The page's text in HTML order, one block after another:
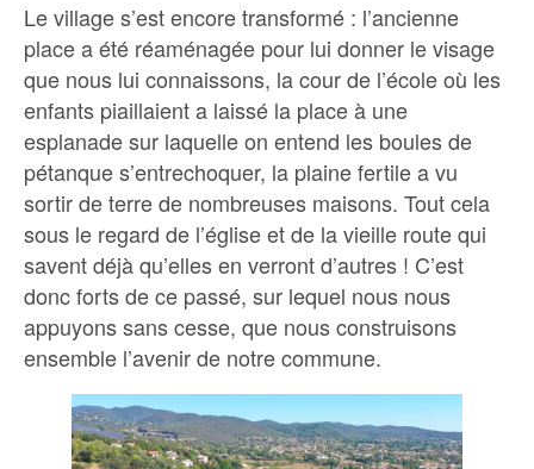
Le village s’est encore transformé : l’ancienne
place a été réaménagée pour lui donner le visage
que nous lui connaissons, la cour de l’école où les
enfants piaillaient a laissé la place à une
esplanade sur laquelle on entend les boules de
pétanque s’entrechoquer, la plaine fertile a vu
sortir de terre de nombreuses maisons. Tout cela
sous le regard de l’église et de la vieille route qui
savent déjà qu’elles en verront d’autres ! C’est
donc forts de ce passé, sur lequel nous nous
appuyons sans cesse, que nous construisons
ensemble l’avenir de notre commune.